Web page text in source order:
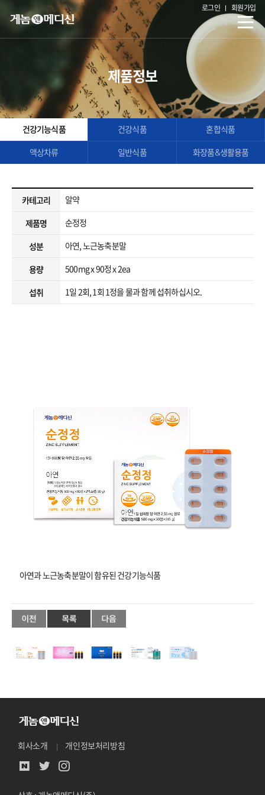
로그인 회원가입
제품정보
건강기능식품 건강식품 혼합식품
액상차류 일반식품 화장품&생활용품
카테고리
알약
제품명
순정정
성분
아연, 노근농축분말
용량
500mg x 90정 x 2ea
섭취
1일 2회, 1회 1정을 물과 함께 섭취하십시오.
아연과 노근농축분말이 함유된 건강기능식품
회사소개 개인정보처리방침